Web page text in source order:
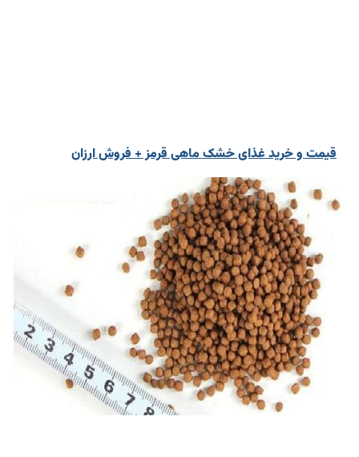
قیمت و خرید غذای خشک ماهی قرمز + فروش ارزان